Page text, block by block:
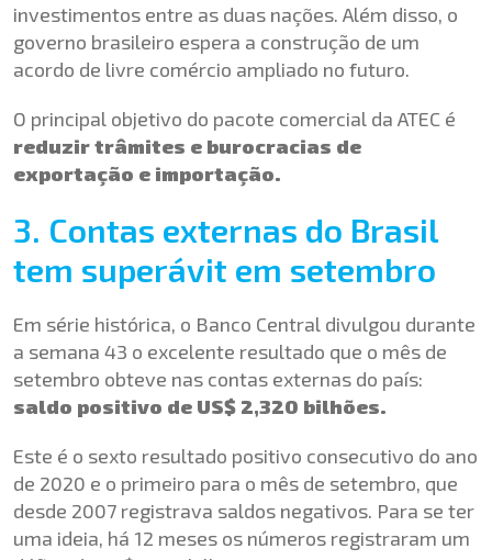
investimentos entre as duas nações. Além disso, o
governo brasileiro espera a construção de um
acordo de livre comércio ampliado no futuro.
O principal objetivo do pacote comercial da ATEC é
reduzir trâmites e burocracias de
exportação e importação.
3. Contas externas do Brasil
tem superávit em setembro
Em série histórica, o Banco Central divulgou durante
a semana 43 o excelente resultado que o mês de
setembro obteve nas contas externas do país:
saldo positivo de US$ 2,320 bilhões.
Este é o sexto resultado positivo consecutivo do ano
de 2020 e o primeiro para o mês de setembro, que
desde 2007 registrava saldos negativos. Para se ter
uma ideia, há 12 meses os números registraram um